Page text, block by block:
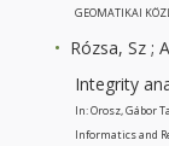
GEOMATIKAI
Rózsa, Sz ;
Integrity
In: Orosz, Gábor
Informatics and